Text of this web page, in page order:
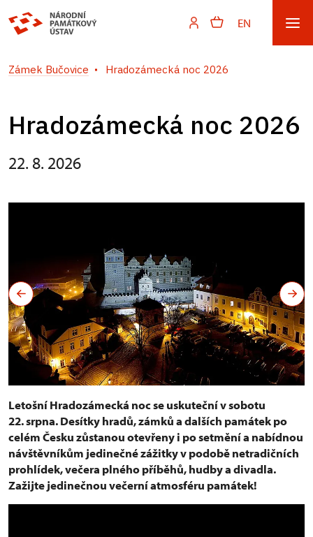
EN
Zámek Bučovice Hradozámecká noc 2026
Hradozámecká noc 2026
22. 8. 2026
Letošní Hradozámecká noc se uskuteční v sobotu
22. srpna. Desítky hradů, zámků a dalších památek po
celém Česku zůstanou otevřeny i po setmění a nabídnou
návštěvníkům jedinečné zážitky v podobě netradičních
prohlídek, večera plného příběhů, hudby a divadla.
Zažijte jedinečnou večerní atmosféru památek!